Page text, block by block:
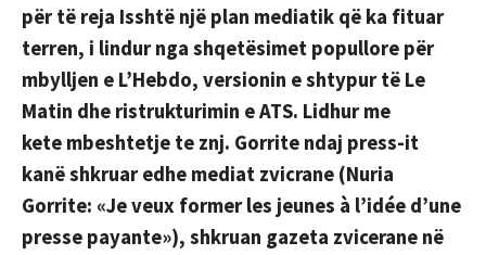
për të reja Isshtë një plan mediatik që ka fituar
terren, i lindur nga shqetësimet popullore për
mbylljen e L’Hebdo, versionin e shtypur të Le
Matin dhe ristrukturimin e ATS. Lidhur me
kete mbeshtetje te znj. Gorrite ndaj press-it
kanë shkruar edhe mediat zvicrane (Nuria
Gorrite: «Je veux former les jeunes à l’idée d’une
presse payante»), shkruan gazeta zvicerane në